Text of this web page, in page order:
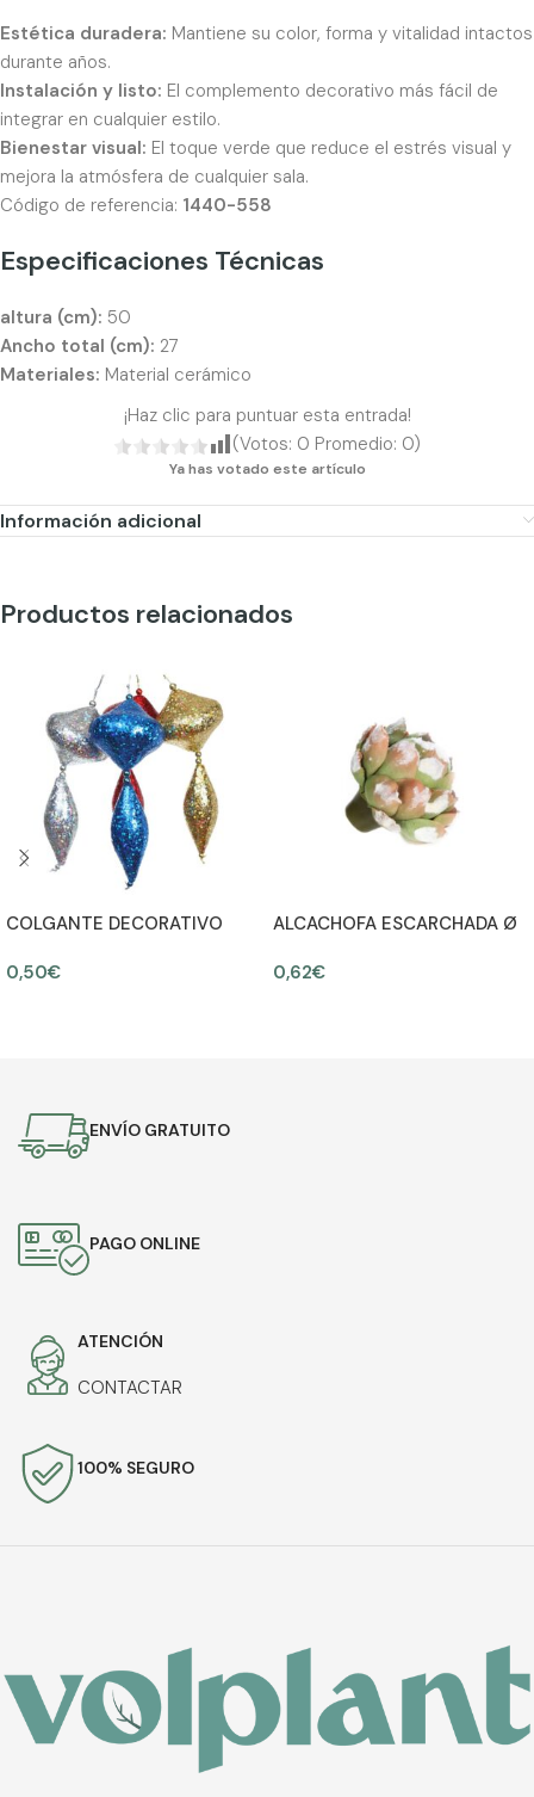
Estética duradera: Mantiene su color, forma y vitalidad intactos
durante años.
Instalación y listo: El complemento decorativo más fácil de
integrar en cualquier estilo.
Bienestar visual: El toque verde que reduce el estrés visual y
mejora la atmósfera de cualquier sala.
Código de referencia: 1440-558
Especificaciones Técnicas
altura (cm): 50
Ancho total (cm): 27
Materiales: Material cerámico
¡Haz clic para puntuar esta entrada!
(Votos: 0 Promedio: 0)
Ya has votado este artículo
Información adicional
Productos relacionados
COLGANTE DECORATIVO
0,50€
ALCACHOFA ESCARCHADA Ø
0,62€
ENVÍO GRATUITO
PAGO ONLINE
ATENCIÓN
CONTACTAR
100% SEGURO